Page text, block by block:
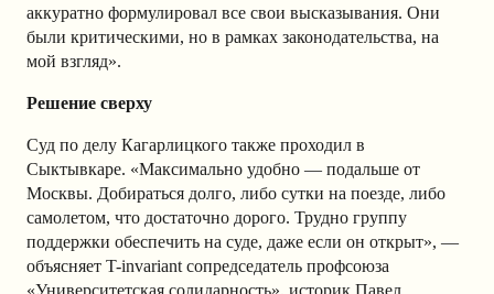
аккуратно формулировал все свои высказывания. Они
были критическими, но в рамках законодательства, на
мой взгляд».
Решение сверху
Суд по делу Кагарлицкого также проходил в
Сыктывкаре. «Максимально удобно — подальше от
Москвы. Добираться долго, либо сутки на поезде, либо
самолетом, что достаточно дорого. Трудно группу
поддержки обеспечить на суде, даже если он открыт», —
объясняет T-invariant сопредседатель профсоюза
«Университетская солидарность», историк Павел